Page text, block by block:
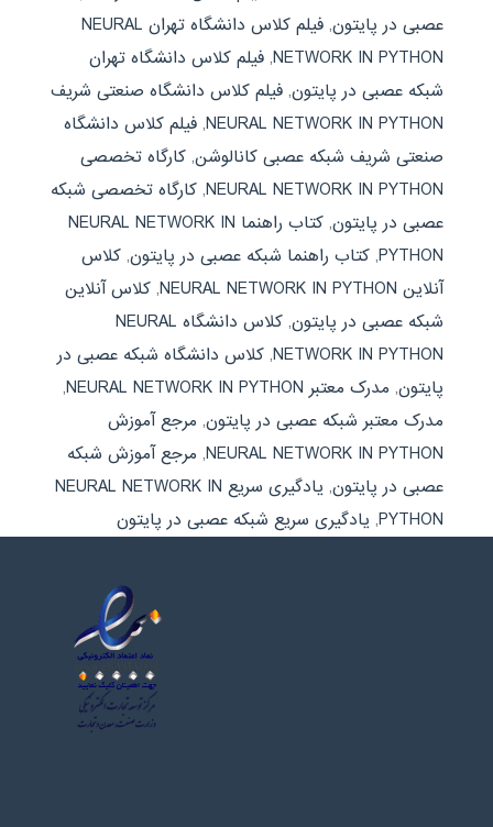
عصبی در پایتون,
فیلم کلاس دانشگاه تهران NEURAL
NETWORK IN PYTHON
, فیلم کلاس دانشگاه تهران
شبکه عصبی در پایتون, فیلم کلاس دانشگاه صنعتی شریف
NEURAL NETWORK IN PYTHON
, فیلم کلاس دانشگاه
صنعتی شریف شبکه عصبی کانالوشن, کارگاه تخصصی
NEURAL NETWORK IN PYTHON
, کارگاه تخصصی شبکه
عصبی در پایتون,
کتاب راهنما NEURAL NETWORK IN
PYTHON
, کتاب راهنما شبکه عصبی در پایتون, کلاس
آنلاین NEURAL NETWORK IN PYTHON
, کلاس آنلاین
شبکه عصبی در پایتون,
کلاس دانشگاه NEURAL
NETWORK IN PYTHON
, کلاس دانشگاه شبکه عصبی در
پایتون, مدرک معتبر NEURAL NETWORK IN PYTHON
,
مدرک معتبر شبکه عصبی در پایتون, مرجع آموزش
NEURAL NETWORK IN PYTHON
, مرجع آموزش شبکه
عصبی در پایتون,
یادگیری سریع NEURAL NETWORK IN
PYTHON
, یادگیری سریع شبکه عصبی در پایتون